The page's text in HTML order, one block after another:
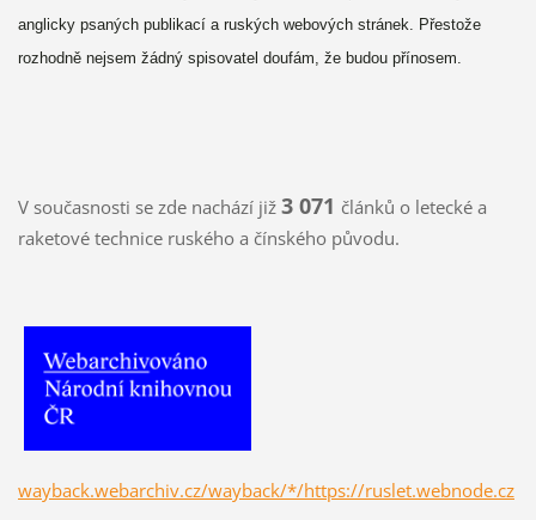
anglicky psaných publikací a ruských webových stránek. Přestože
rozhodně nejsem žádný spisovatel doufám, že budou přínosem.
V současnosti se zde nachází již 3 071 článků o letecké a
raketové technice ruského a čínského původu.
wayback.webarchiv.cz/wayback/*/https://ruslet.webnode.cz